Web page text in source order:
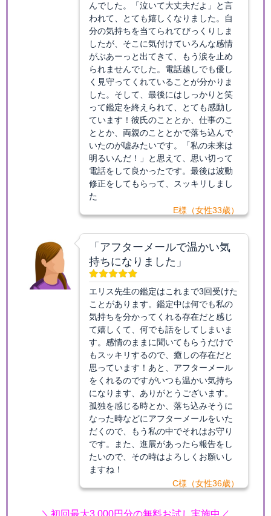
んでした。「泣いて大丈夫だよ」と言
われて、とても嬉しくなりました。自
分の気持ちを当てられてびっくりしま
したが、そこに気付けていろんな感情
がぶあーっと出てきて、もう涙を止め
られませんでした。電話越しでも優し
く見守ってくれていることが分かりま
した。そして、最後にはしっかりと笑
って鑑定を終えられて、とても感動し
ています！彼氏のこととか、仕事のこ
ととか、両親のこととかで落ち込んで
いたのが嘘みたいです。「私の未来は
明るいんだ！」と思えて、思い切って
電話をして良かったです。最後は波動
修正をしてもらって、スッキリしまし
た
E様（女性33歳）
「アフターメールで温かい気
持ちになりました」
エリス先生の鑑定はこれまで3回受けた
ことがあります。鑑定中は何でも私の
気持ちを分かってくれる存在だと感じ
て嬉しくて、何でも話をしてしまいま
す。感情のままに聞いてもらうだけで
もスッキリするので、癒しの存在だと
思っています！あと、アフターメール
をくれるのですがいつも温かい気持ち
になります、ありがとうございます。
孤独を感じる時とか、落ち込みそうに
なった時などにアフターメールをいた
だくので、もう私の中でそれはお守り
です。また、進展があったら報告をし
たいので、その時はよろしくお願いし
ますね！
C様（女性36歳）
＼初回最大3,000円分の無料お試し実施中／